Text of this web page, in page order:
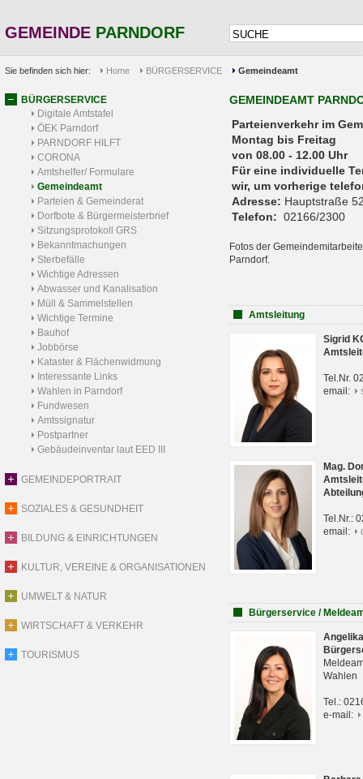
GEMEINDE PARNDORF
Sie befinden sich hier: Home BÜRGERSERVICE Gemeindeamt
BÜRGERSERVICE
Digitale Amtstafel
ÖEK Parndorf
PARNDORF HILFT
CORONA
Amtshelfer/ Formulare
Gemeindeamt
Parteien & Gemeinderat
Dorfbote & Bürgermeisterbrief
Sitzungsprotokoll GRS
Bekanntmachungen
Sterbefälle
Wichtige Adressen
Abwasser und Kanalisation
Müll & Sammelstellen
Wichtige Termine
Bauhof
Jobbörse
Kataster & Flächenwidmung
Interessante Links
Wahlen in Parndorf
Fundwesen
Amtssignatur
Postpartner
Gebäudeinventar laut EED III
GEMEINDEPORTRAIT
SOZIALES & GESUNDHEIT
BILDUNG & EINRICHTUNGEN
KULTUR, VEREINE & ORGANISATIONEN
UMWELT & NATUR
WIRTSCHAFT & VERKEHR
TOURISMUS
GEMEINDEAMT
Parteienverkehr
Montag bis Freitag
von 08.00 - 12.00 Uhr
Für eine individuelle
wir, um vorherige
Adresse: Hauptstraße
Telefon: 02166/2300
Fotos der
Parndorf.
Amtsleitung
Sigrid
Tel.Nr.
email:
Mag.
Tel.Nr.:
email:
Bürgerservice /
Wahlen
Tel.:
e-mail: